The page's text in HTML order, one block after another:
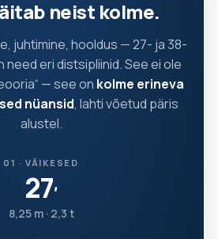
neist kolme.
juhtimine, hooldus — 27- ja 38-
need eri distsipliinid. See ei ole
— see on kolme erineva
nüansid, lahti võetud päris
alustel.
01 · VÄIKESED
27′
8,25 m · 2,3 t